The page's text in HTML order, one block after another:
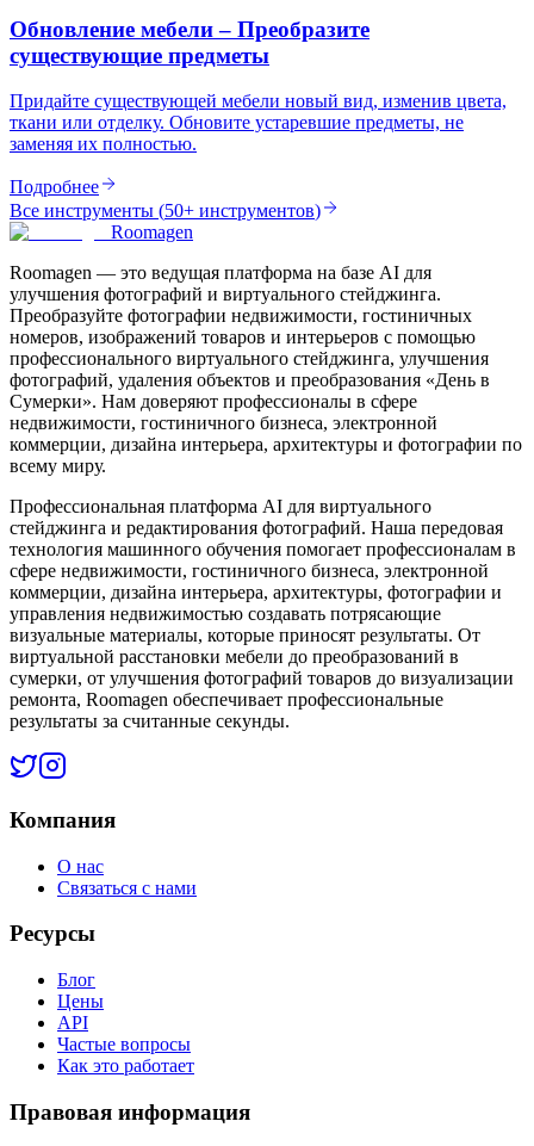
Обновление мебели – Преобразите
существующие предметы
Придайте существующей мебели новый вид, изменив цвета,
ткани или отделку. Обновите устаревшие предметы, не
заменяя их полностью.
Подробнее
Все инструменты (50+ инструментов)
Roomagen
Roomagen — это ведущая платформа на базе AI для
улучшения фотографий и виртуального стейджинга.
Преобразуйте фотографии недвижимости, гостиничных
номеров, изображений товаров и интерьеров с помощью
профессионального виртуального стейджинга, улучшения
фотографий, удаления объектов и преобразования «День в
Сумерки». Нам доверяют профессионалы в сфере
недвижимости, гостиничного бизнеса, электронной
коммерции, дизайна интерьера, архитектуры и фотографии по
всему миру.
Профессиональная платформа AI для виртуального
стейджинга и редактирования фотографий. Наша передовая
технология машинного обучения помогает профессионалам в
сфере недвижимости, гостиничного бизнеса, электронной
коммерции, дизайна интерьера, архитектуры, фотографии и
управления недвижимостью создавать потрясающие
визуальные материалы, которые приносят результаты. От
виртуальной расстановки мебели до преобразований в
сумерки, от улучшения фотографий товаров до визуализации
ремонта, Roomagen обеспечивает профессиональные
результаты за считанные секунды.
Компания
О нас
Связаться с нами
Ресурсы
Блог
Цены
API
Частые вопросы
Как это работает
Правовая информация